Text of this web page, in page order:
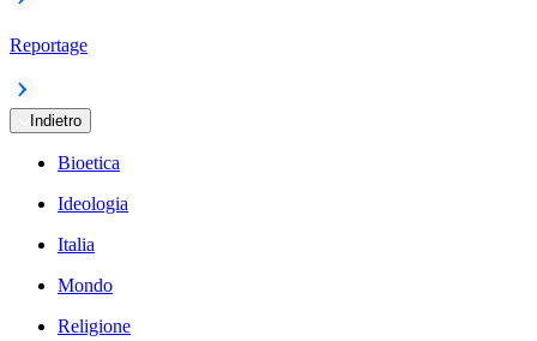
Reportage
Indietro
Bioetica
Ideologia
Italia
Mondo
Religione